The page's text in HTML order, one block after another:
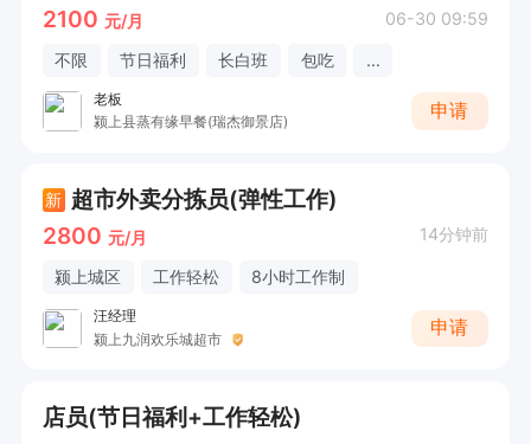
2100 元/月 06-30 09:59
不限 节日福利 长白班 包吃 ...
老板
颍上县蒸有缘早餐(瑞杰御景店)
申请
新 超市外卖分拣员(弹性工作)
2800 元/月 14分钟前
颍上城区 工作轻松 8小时工作制
汪经理
颍上九润欢乐城超市
申请
店员(节日福利+工作轻松)